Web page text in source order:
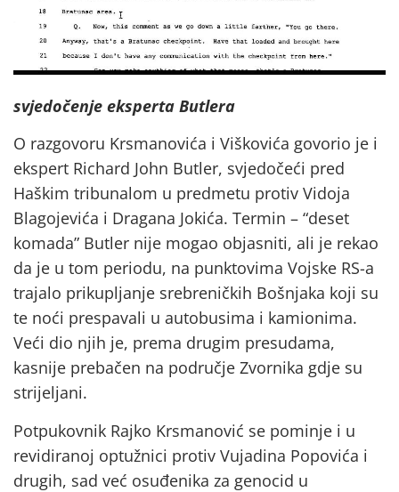
svjedočenje eksperta Butlera
O razgovoru Krsmanovića i Viškovića govorio je i
ekspert Richard John Butler, svjedočeći pred
Haškim tribunalom u predmetu protiv Vidoja
Blagojevića i Dragana Jokića. Termin – “deset
komada” Butler nije mogao objasniti, ali je rekao
da je u tom periodu, na punktovima Vojske RS-a
trajalo prikupljanje srebreničkih Bošnjaka koji su
te noći prespavali u autobusima i kamionima.
Veći dio njih je, prema drugim presudama,
kasnije prebačen na područje Zvornika gdje su
strijeljani.
Potpukovnik Rajko Krsmanović se pominje i u
revidiranoj optužnici protiv Vujadina Popovića i
drugih, sad već osuđenika za genocid u